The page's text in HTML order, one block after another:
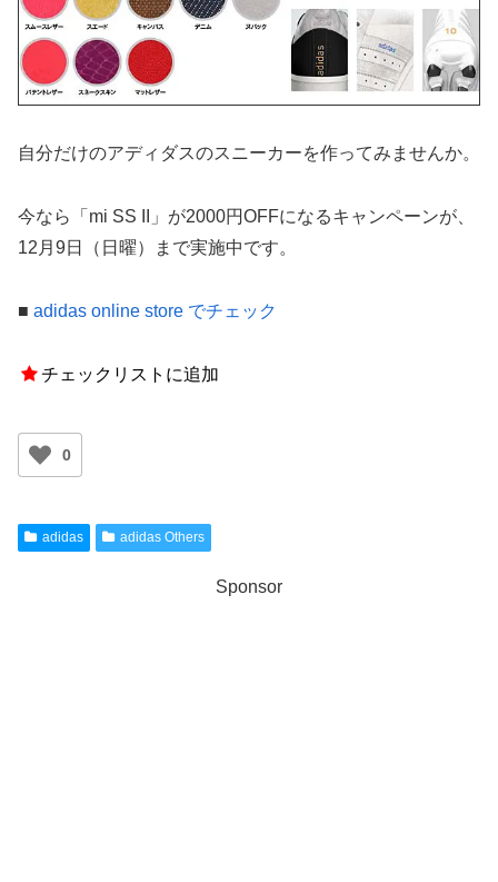
自分だけのアディダスのスニーカーを作ってみませんか。
今なら「mi SS II」が2000円OFFになるキャンペーンが、
12月9日（日曜）まで実施中です。
■ adidas online store でチェック
チェックリストに追加
0
adidas adidas Others
Sponsor